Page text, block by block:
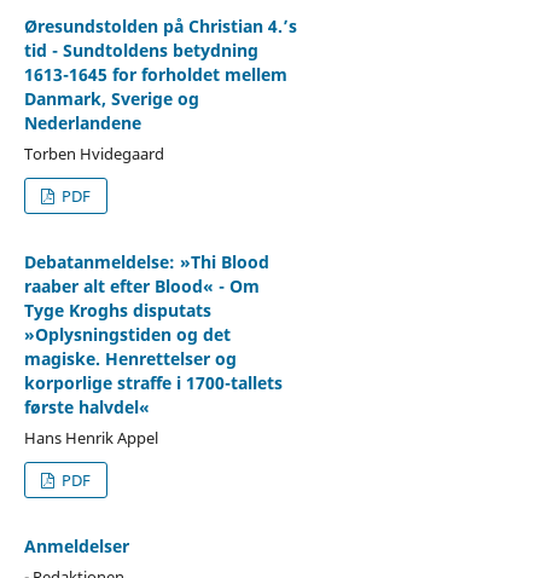
Øresundstolden på Christian 4.’s
tid - Sundtoldens betydning
1613-1645 for forholdet mellem
Danmark, Sverige og
Nederlandene
Torben Hvidegaard
PDF
Debatanmeldelse: »Thi Blood
raaber alt efter Blood« - Om
Tyge Kroghs disputats
»Oplysningstiden og det
magiske. Henrettelser og
korporlige straffe i 1700-tallets
første halvdel«
Hans Henrik Appel
PDF
Anmeldelser